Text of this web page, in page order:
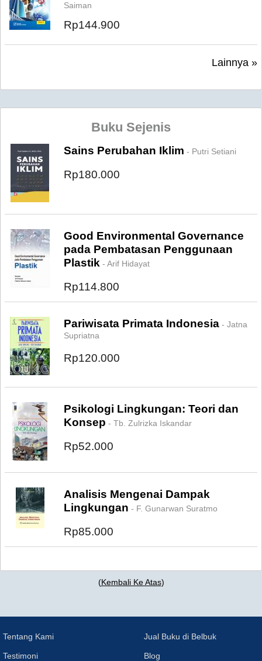
Saiman
Rp144.900
Lainnya »
Buku Sejenis
Sains Perubahan Iklim - Putri Setiani
Rp180.000
Good Environmental Governance
pada Pembatasan Penggunaan
Plastik - Arif Hidayat
Rp114.800
Pariwisata Primata Indonesia - Jatna
Supriatna
Rp120.000
Psikologi Lingkungan: Teori dan
Konsep - Tb. Zulrizka Iskandar
Rp52.000
Analisis Mengenai Dampak
Lingkungan - F. Gunarwan Suratmo
Rp85.000
(Kembali Ke Atas)
Tentang Kami
Testimoni
Jual Buku di Belbuk
Blog